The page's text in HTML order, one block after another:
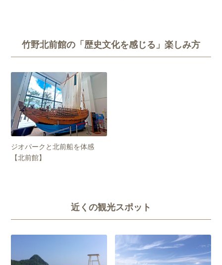
竹野北前館の「歴史文化を感じる」楽しみ方
ジオパークと北前船を体感
【北前館】
近くの観光スポット